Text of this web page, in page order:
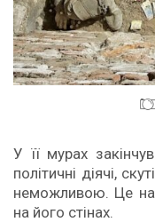
У її мурах
політичні діячі,
неможливою. Це
на його стінах.